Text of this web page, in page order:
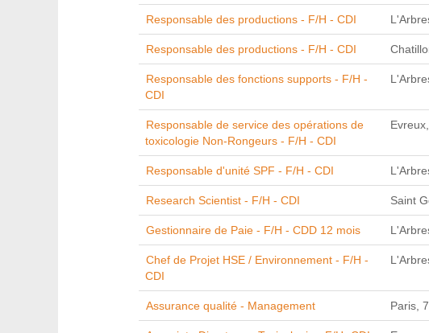
Responsable des productions - F/H - CDI
Responsable des productions - F/H - CDI
Responsable des fonctions supports - F/H -
CDI
Responsable de service des opérations de
toxicologie Non-Rongeurs - F/H - CDI
Responsable d'unité SPF - F/H - CDI
Research Scientist - F/H - CDI Saint
Gestionnaire de Paie - F/H - CDD 12 mois
Chef de Projet HSE / Environnement - F/H -
CDI
Assurance qualité - Management Paris,